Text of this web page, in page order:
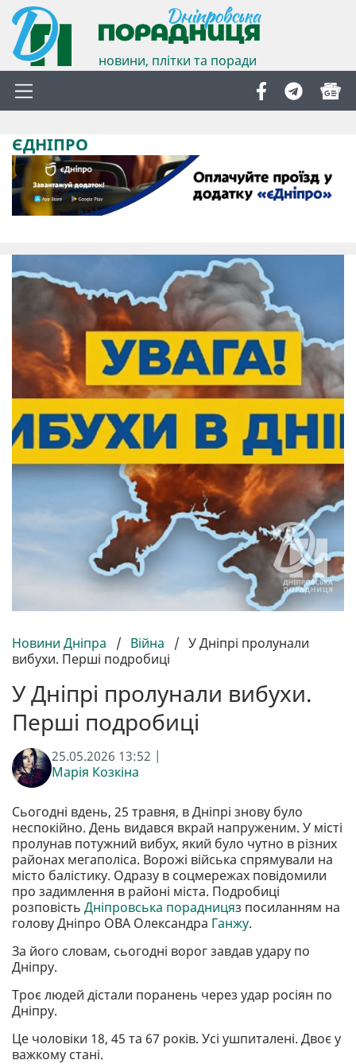
новини, плітки та поради
ЄДНІПРО
Новини Дніпра / Війна / У Дніпрі пролунали
вибухи. Перші подробиці
У Дніпрі пролунали вибухи.
Перші подробиці
25.05.2026 13:52 |
Марія Козкіна
Сьогодні вдень, 25 травня, в Дніпрі знову було
неспокійно. День видався вкрай напруженим. У місті
пролунав потужний вибух, який було чутно в різних
районах мегаполіса. Ворожі війська спрямували на
місто балістику. Одразу в соцмережах повідомили
про задимлення в районі міста. Подробиці
розповість Дніпровська порадницяз посиланням на
голову Дніпро ОВА Олександра Ганжу.
За його словам, сьогодні ворог завдав удару по
Дніпру.
Троє людей дістали поранень через удар росіян по
Дніпру.
Це чоловіки 18, 45 та 67 років. Усі ушпиталені. Двоє у
важкому стані.